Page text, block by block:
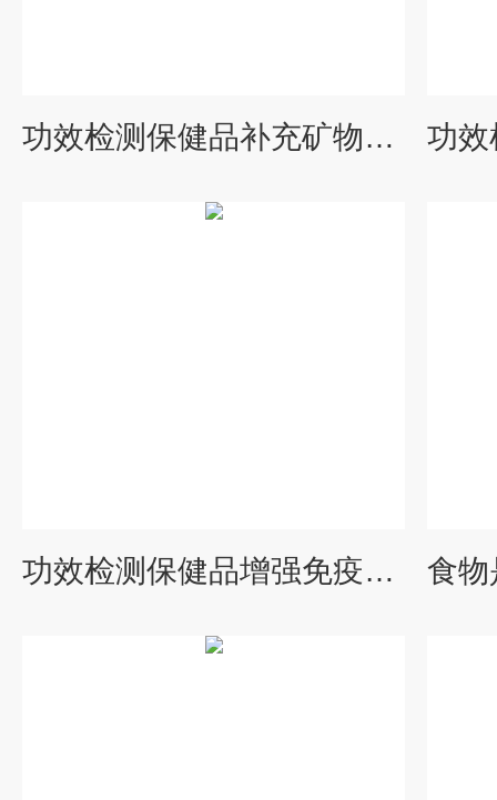
功效检测保健品补充矿物质功能检测
功效检测保健品增强免疫力功能检测